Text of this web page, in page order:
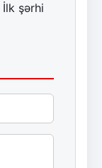
İlk şərhi